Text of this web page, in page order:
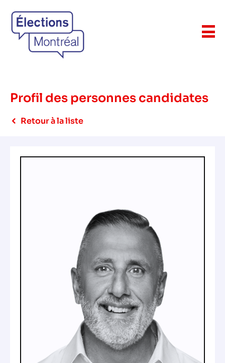
Profil des personnes candidates
Retour à la liste